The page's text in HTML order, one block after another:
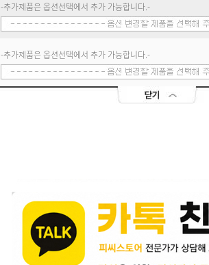
-추가제품은 옵션선택에서 추가 가능합니다.-
-추가제품은 옵션선택에서 추가 가능합니다.-